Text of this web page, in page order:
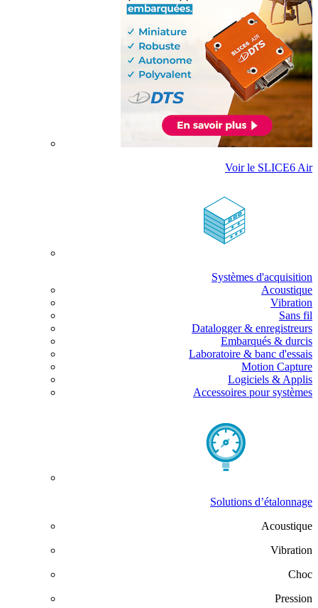
Voir le SLICE6 Air
Systèmes d'acquisition
Acoustique
Vibration
Sans fil
Datalogger & enregistreurs
Embarqués & durcis
Laboratoire & banc d'essais
Motion Capture
Logiciels & Applis
Accessoires pour systèmes
Solutions d’étalonnage
Acoustique
Vibration
Choc
Pression